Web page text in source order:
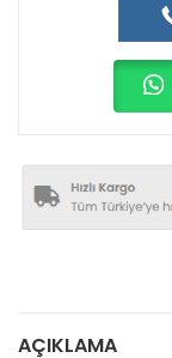
AÇIKLAMA